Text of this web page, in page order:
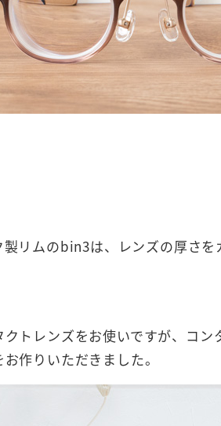
リムのbin3は、レンズの厚さ
トレンズをお使いですが、コ
作りいただきました。